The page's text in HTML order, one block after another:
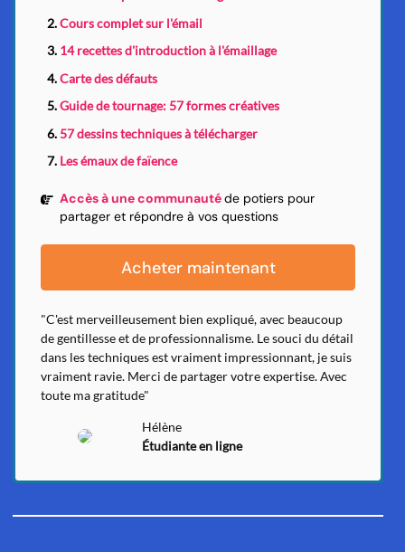
Cours complet sur l'émail
14 recettes d'introduction à l'émaillage
Carte des défauts
Guide de tournage: 57 formes créatives
57 dessins techniques à télécharger
Les émaux de faïence
Accès à une communautéde potiers pour
partager et répondre à vos questions
Acheter maintenant
"C'est merveilleusement bien expliqué, avec beaucoup
de gentillesse et de professionnalisme. Le souci du détail
dans les techniques est vraiment impressionnant, je suis
vraiment ravie. Merci de partager votre expertise. Avec
toute ma gratitude"
Hélène
Étudiante en ligne